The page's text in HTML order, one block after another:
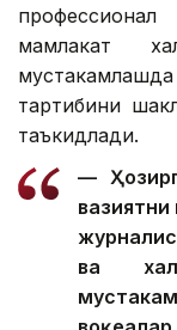
мамлакат
тартибини
таъкидлади.
—
вазиятни
ва